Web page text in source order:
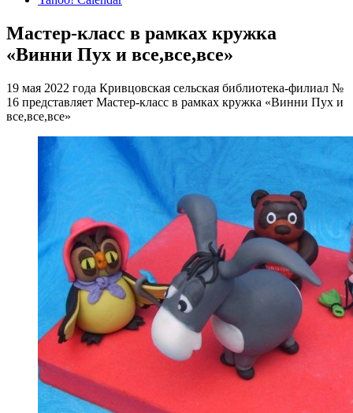
Мастер-класс в рамках кружка
«Винни Пух и все,все,все»
19 мая 2022 года Кривцовская сельская библиотека-филиал №
16 представляет Мастер-класс в рамках кружка «Винни Пух и
все,все,все»